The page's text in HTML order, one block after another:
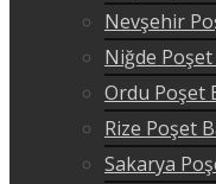
Nevşehir
Niğde Poşet
Ordu Poşet
Rize Poşet
Sakarya